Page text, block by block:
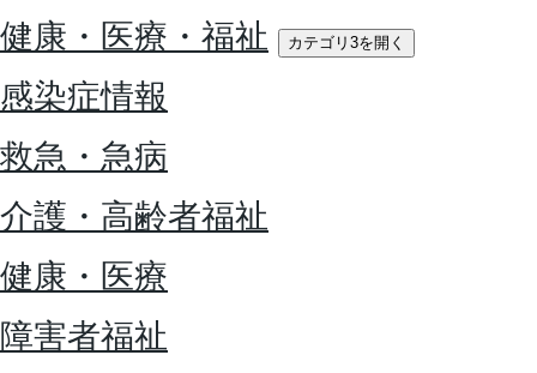
健康・医療・福祉
カテゴリ3を開く
感染症情報
救急・急病
介護・高齢者福祉
健康・医療
障害者福祉